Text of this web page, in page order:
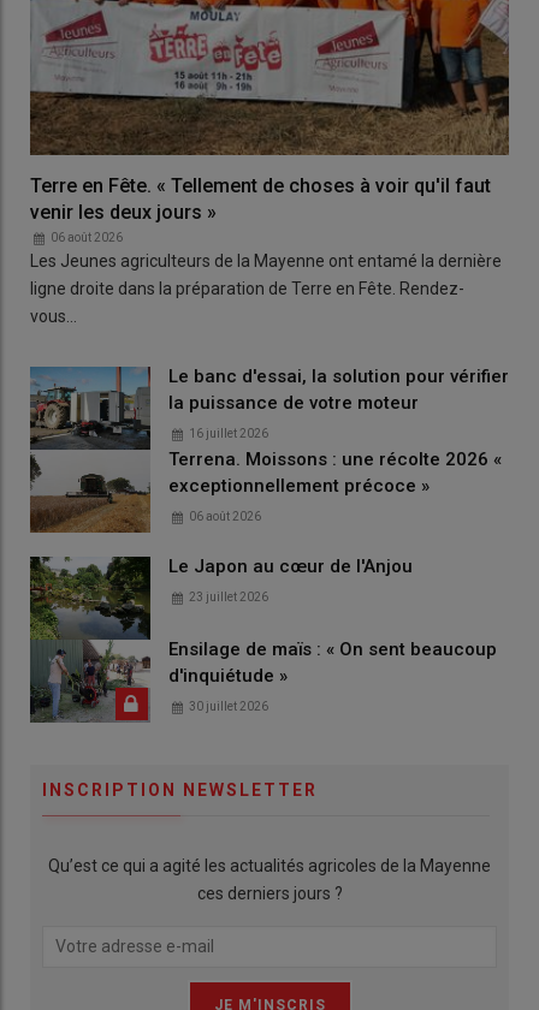
Terre en Fête. « Tellement de choses à voir qu'il faut
venir les deux jours »
06 août 2026
Les Jeunes agriculteurs de la Mayenne ont entamé la dernière
ligne droite dans la préparation de Terre en Fête. Rendez-
vous…
Le banc d'essai, la solution pour vérifier
la puissance de votre moteur
16 juillet 2026
Terrena. Moissons : une récolte 2026 «
exceptionnellement précoce »
06 août 2026
Le Japon au cœur de l'Anjou
23 juillet 2026
Ensilage de maïs : « On sent beaucoup
d'inquiétude »
30 juillet 2026
INSCRIPTION NEWSLETTER
Qu’est ce qui a agité les actualités agricoles de la Mayenne
ces derniers jours ?